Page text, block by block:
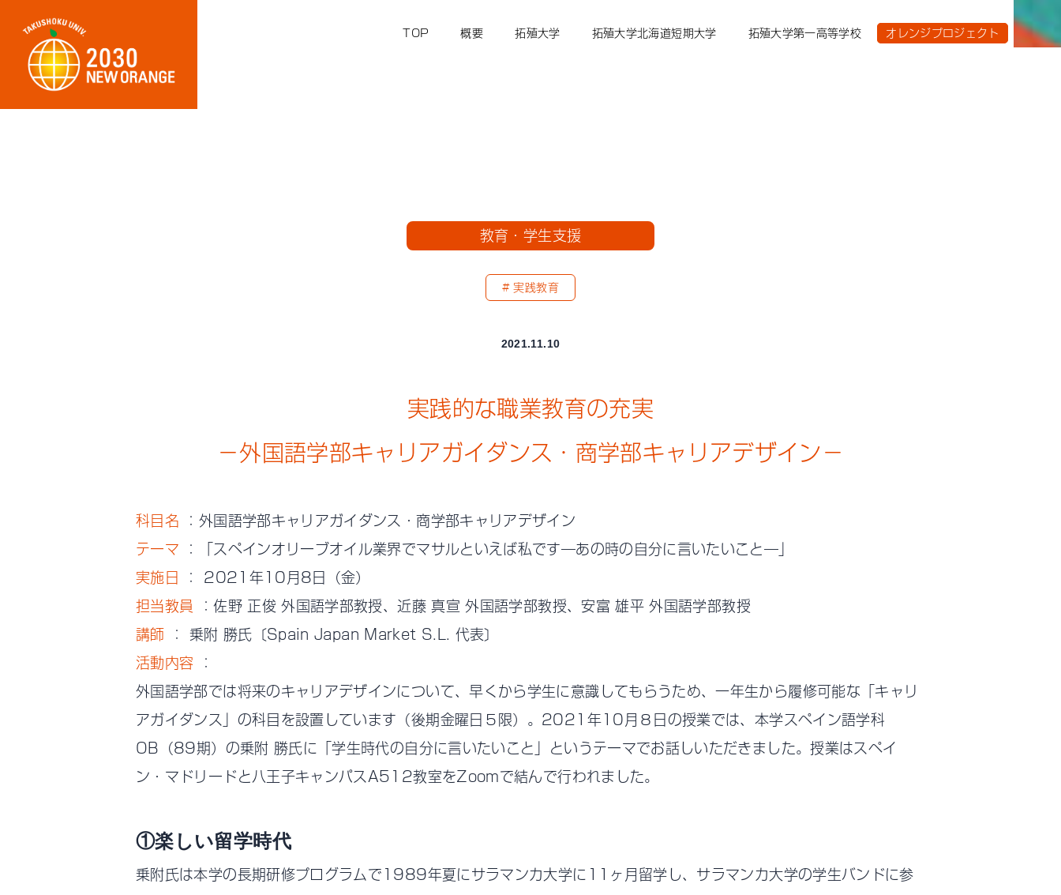
TOP 概要 拓殖大学 拓殖大学北海道短期大学 拓殖大学第一高等学校 オレンジプロジェクト
教育・学生支援
実践教育
2021.11.10
実践的な職業教育の充実
−外国語学部キャリアガイダンス・商学部キャリアデザイン−
科目名
：外国語学部キャリアガイダンス・商学部キャリアデザイン
テーマ ：「スペインオリーブオイル業界でマサルといえば私です―あの時の自分に言いたいこと―」
実施日
： 2021年10月8日（金）
担当教員
：佐野 正俊 外国語学部教授、近藤 真宣 外国語学部教授、安富 雄平 外国語学部教授
講師 ： 乗附 勝氏〔Spain Japan Market S.L. 代表〕
活動内容 ：
外国語学部では将来のキャリアデザインについて、早くから学生に意識してもらうため、一年生から履修可能な「キャリ
アガイダンス」の科目を設置しています（後期金曜日５限）。2021年10月８日の授業では、本学スペイン語学科
OB（89期）の乗附 勝氏に「学生時代の自分に言いたいこと」というテーマでお話しいただきました。授業はスペイ
ン・マドリードと八王子キャンパスA512教室をZoomで結んで行われました。
①楽しい留学時代
乗附氏は本学の長期研修プログラムで1989年夏にサラマンカ大学に11ヶ月留学し、サラマンカ大学の学生バンドに参